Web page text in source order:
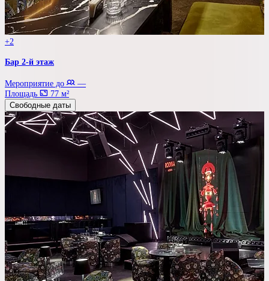
+2
Бар 2-й этаж
Мероприятие до
—
Площадь
77 м²
Свободные даты